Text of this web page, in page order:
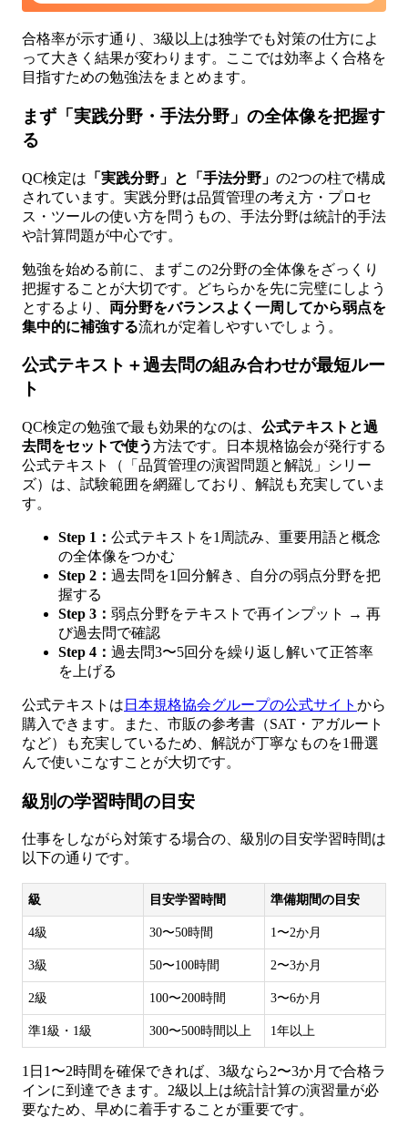
合格率が示す通り、3級以上は独学でも対策の仕方によ
って大きく結果が変わります。ここでは効率よく合格を
目指すための勉強法をまとめます。
まず「実践分野・手法分野」の全体像を把握す
る
QC検定は 「実践分野」と「手法分野」 の2つの柱で構成
されています。実践分野は品質管理の考え方・プロセ
ス・ツールの使い方を問うもの、手法分野は統計的手法
や計算問題が中心です。
勉強を始める前に、まずこの2分野の全体像をざっくり
把握することが大切です。どちらかを先に完璧にしよう
とするより、 両分野をバランスよく一周してから弱点を
集中的に補強する流れが定着しやすいでしょう。
公式テキスト＋過去問の組み合わせが最短ルー
ト
QC検定の勉強で最も効果的なのは、 公式テキストと過
去問をセットで使う方法です。日本規格協会が発行する
公式テキスト（「品質管理の演習問題と解説」シリー
ズ）は、試験範囲を網羅しており、解説も充実していま
す。
Step 1： 公式テキストを1周読み、重要用語と概念
の全体像をつかむ
Step 2： 過去問を1回分解き、自分の弱点分野を把
握する
Step 3： 弱点分野をテキストで再インプット → 再
び過去問で確認
Step 4： 過去問3〜5回分を繰り返し解いて正答率
を上げる
公式テキストは 日本規格協会グループの公式サイト から
購入できます。また、市販の参考書（SAT・アガルート
など）も充実しているため、解説が丁寧なものを1冊選
んで使いこなすことが大切です。
級別の学習時間の目安
仕事をしながら対策する場合の、級別の目安学習時間は
以下の通りです。
級 目安学習時間 準備期間の目安
4級 30〜50時間 1〜2か月
3級 50〜100時間 2〜3か月
2級 100〜200時間 3〜6か月
準1級・1級 300〜500時間以上 1年以上
1日1〜2時間を確保できれば、3級なら2〜3か月で合格ラ
インに到達できます。2級以上は統計計算の演習量が必
要なため、早めに着手することが重要です。